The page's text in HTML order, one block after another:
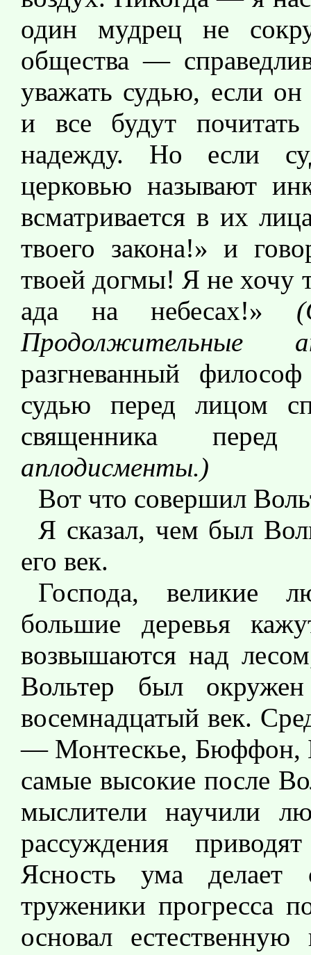
один мудрец не
общества —
уважать судью, если он
и все будут
надежду. Но если
церковью называют
всматривается в их
твоего закона!» и
твоей догмы! Я не хочу
ада на небесах!»
Продолжительные
разгневанный
судью перед лицом
священника
аплодисменты.)
Вот что совершил
Я сказал, чем был
его век.
Господа, великие
большие деревья
возвышаются над
Вольтер был
восемнадцатый век.
— Монтескье, Бюффон,
самые высокие после
мыслители научили
рассуждения
Ясность ума делает
труженики прогресса
основал